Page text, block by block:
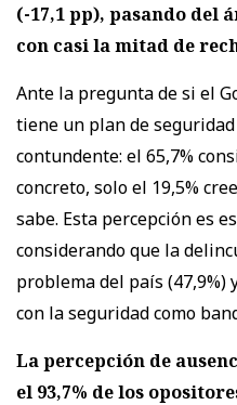
(-17,1 pp), pasando del
con casi la mitad de
Ante la pregunta de si el
tiene un plan de
contundente: el 65,7%
concreto, solo el 19,5%
sabe. Esta percepción es
considerando que la
problema del país (47,9%)
con la seguridad como
La percepción de
el 93,7% de los